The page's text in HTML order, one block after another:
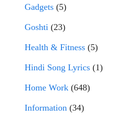
Gadgets (5)
Goshti (23)
Health & Fitness (5)
Hindi Song Lyrics (1)
Home Work (648)
Information (34)